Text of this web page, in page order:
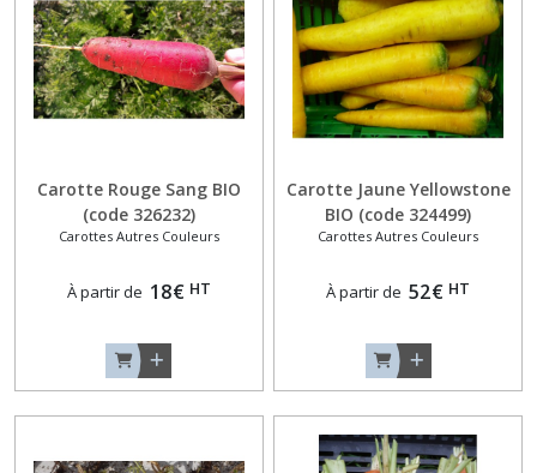
Carotte Rouge Sang BIO
(code 326232)
Carottes Autres Couleurs
À partir de 18€ HT
Carotte Jaune Yellowstone
BIO (code 324499)
Carottes Autres Couleurs
À partir de 52€ HT
Afficher
résultats